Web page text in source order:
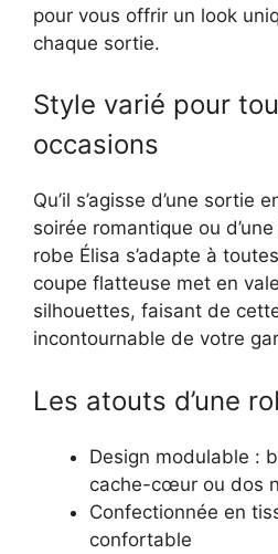
pour vous offrir un look
chaque sortie.
Style varié pour
occasions
Qu’il s’agisse d’une sortie
soirée romantique ou
robe Élisa s’adapte à
coupe flatteuse met en
silhouettes, faisant de
incontournable de votre
Les atouts d’une
Design modulable :
cache-cœur ou dos
Confectionnée en
confortable